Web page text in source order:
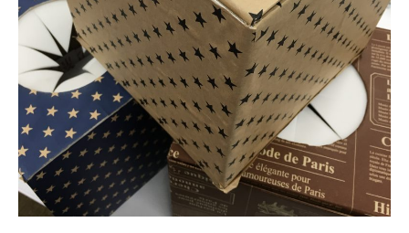
1号館総合受付：〒194-0022 東京都町田市森野1-7-8
TEL：042-729-1026 (平日8時30分〜17時30分)